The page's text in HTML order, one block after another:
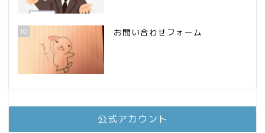
10 お問い合わせフォーム
公式アカウント